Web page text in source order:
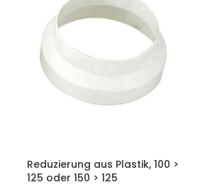
Reduzierung aus Plastik, 100 >
125 oder 150 > 125